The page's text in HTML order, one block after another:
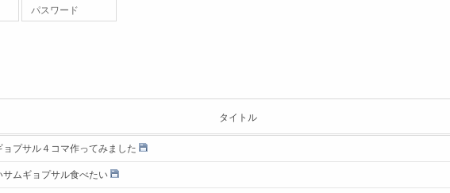
パスワード
タイトル
ョプサル４コマ作ってみました
サムギョプサル食べたい